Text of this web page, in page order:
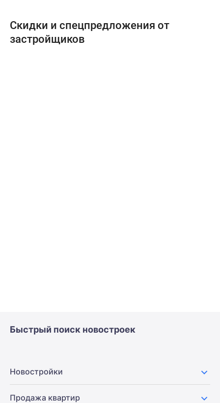
Скидки и спецпредложения от
застройщиков
Быстрый поиск новостроек
Новостройки
Продажа квартир